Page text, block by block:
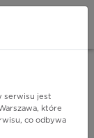
serwisu jest
które
co odbywa
INSTALUJ